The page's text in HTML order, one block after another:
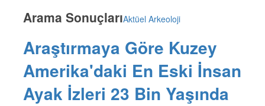
Arama SonuçlarıAktüel Arkeoloji
Araştırmaya Göre Kuzey
Amerika'daki En Eski İnsan
Ayak İzleri 23 Bin Yaşında